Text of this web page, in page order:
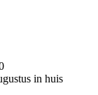
in huis